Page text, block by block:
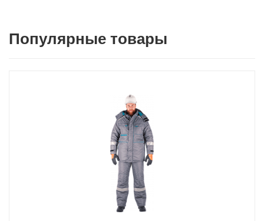
Популярные товары